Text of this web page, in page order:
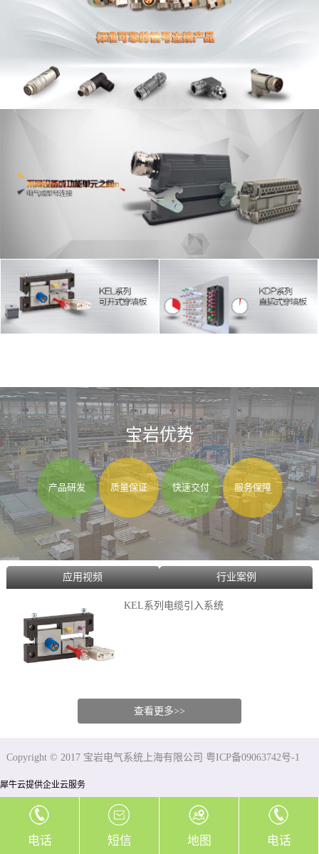
宝岩优势
产品研发 质量保证 快速交付 服务保障
应用视频 行业案例
KEL系列电缆引入系统
查看更多>>
Copyright © 2017 宝岩电气系统上海有限公司 粤ICP备09063742号-1
犀牛云提供企业云服务
电话 短信 地图 电话